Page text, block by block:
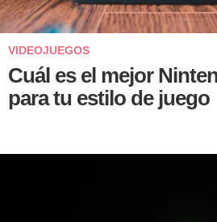
VIDEOJUEGOS
Cuál es el mejor
para tu estilo de juego